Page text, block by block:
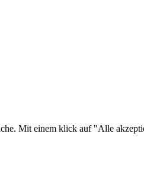
Mit einem klick auf "Alle